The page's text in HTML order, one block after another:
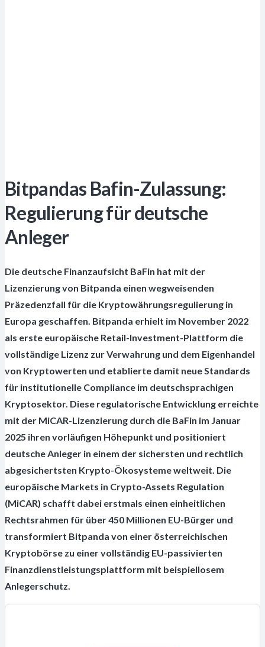
Bitpandas Bafin-Zulassung:
Regulierung für deutsche
Anleger
Die deutsche Finanzaufsicht BaFin hat mit der
Lizenzierung von Bitpanda einen wegweisenden
Präzedenzfall für die Kryptowährungsregulierung in
Europa geschaffen. Bitpanda erhielt im November 2022
als erste europäische Retail-Investment-Plattform die
vollständige Lizenz zur Verwahrung und dem Eigenhandel
von Kryptowerten und etablierte damit neue Standards
für institutionelle Compliance im deutschsprachigen
Kryptosektor. Diese regulatorische Entwicklung erreichte
mit der MiCAR-Lizenzierung durch die BaFin im Januar
2025 ihren vorläufigen Höhepunkt und positioniert
deutsche Anleger in einem der sichersten und rechtlich
abgesichertsten Krypto-Ökosysteme weltweit. Die
europäische Markets in Crypto-Assets Regulation
(MiCAR) schafft dabei erstmals einen einheitlichen
Rechtsrahmen für über 450 Millionen EU-Bürger und
transformiert Bitpanda von einer österreichischen
Kryptobörse zu einer vollständig EU-passivierten
Finanzdienstleistungsplattform mit beispiellosem
Anlegerschutz.